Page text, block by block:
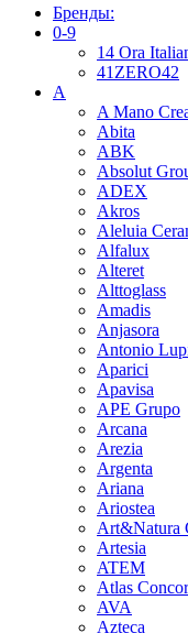
Бренды:
0-9
14 Ora
41ZERO42
A
A Mano
Abita
ABK
Absolut
ADEX
Akros
Aleluia
Alfalux
Alteret
Alttoglass
Amadis
Anjasora
Antonio
Aparici
Apavisa
APE Grupo
Arcana
Arezia
Argenta
Ariana
Ariostea
Art&Natura
Artesia
ATEM
Atlas
AVA
Azteca